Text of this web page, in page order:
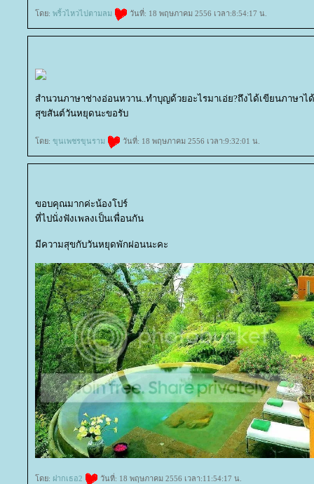
ดย: พริ้วไหวไปตามลม วันที่: 18 พฤษภาคม 2556 เวลา:8:54:17 น.
สำนวนภาษาช่างอ่อนหวาน..ทำบุญด้วยอะไรมาเอ่ย?ถึงได้เขียนภาษา
สุขสันต์วันหยุดนะขอรับ
ดย: ขุนเพชรขุนราม วันที่: 18 พฤษภาคม 2556 เวลา:9:32:01 น.
ขอบคุณมากค่ะน้องโปร์
ที่ไปนั่งฟังเพลงเป็นเพื่อนกัน
มีความสุขกับวันหยุดพักผ่อนนะคะ
ดย: ฝากเธอ2 วันที่: 18 พฤษภาคม 2556 เวลา:11:54:17 น.